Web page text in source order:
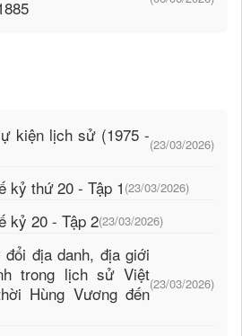
kiện lịch sử (1975 -(23/03/2026)
kỷ thứ 20 - Tập 1 (23/03/2026)
kỷ 20 - Tập 2(23/03/2026)
địa danh, địa giới
trong lịch sử Việt
Hùng Vương đến(23/03/2026)